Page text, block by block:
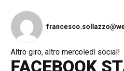
Altro giro, altro mercoledì social!
FACEBOOK